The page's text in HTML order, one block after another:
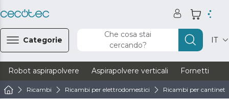
Categorie
Che cosa stai
cercando?
IT
Robot aspirapolvere Aspirapolvere verticali Fornetti
Ricambi Ricambi per elettrodomestici Ricambi per